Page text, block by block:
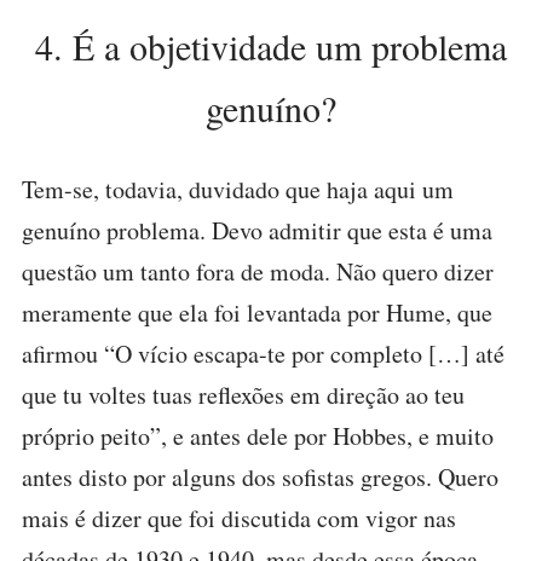
4. É a objetividade um problema
genuíno?
Tem-se, todavia, duvidado que haja aqui um
genuíno problema. Devo admitir que esta é uma
questão um tanto fora de moda. Não quero dizer
meramente que ela foi levantada por Hume, que
afirmou “O vício escapa-te por completo […] até
que tu voltes tuas reflexões em direção ao teu
próprio peito”, e antes dele por Hobbes, e muito
antes disto por alguns dos sofistas gregos. Quero
mais é dizer que foi discutida com vigor nas